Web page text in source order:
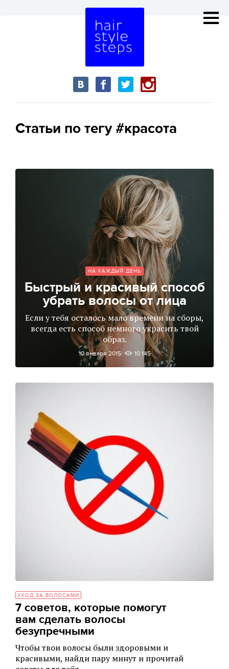
Статьи по тегу #красота
НА КАЖДЫЙ ДЕНЬ
Быстрый и красивый способ
убрать волосы от лица
Если у тебя осталось мало времени на сборы,
всегда есть способ немного украсить твой
образ.
10 января 2015 10 145
УХОД ЗА ВОЛОСАМИ
7 советов, которые помогут
вам сделать волосы
безупречными
Чтобы твои волосы были здоровыми и
красивыми, найди пару минут и прочитай